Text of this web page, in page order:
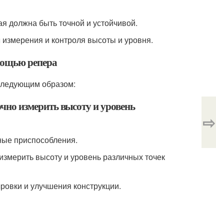
должна быть точной и устойчивой.
и контроля высоты и уровня.
репера
образом:
измерить высоту и уровень
приспособления.
высоту и уровень различных точек
и улучшения конструкции.
⇨